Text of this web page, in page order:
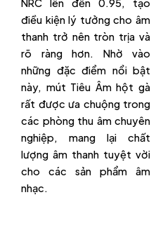
NRC lên đến 0.95, tạo
điều kiện lý tưởng cho âm
thanh trở nên tròn trịa và
rõ ràng hơn. Nhờ vào
những đặc điểm nổi bật
này, mút Tiêu Âm hột gà
rất được ưa chuộng trong
các phòng thu âm chuyên
nghiệp, mang lại chất
lượng âm thanh tuyệt vời
cho các sản phẩm âm
nhạc.